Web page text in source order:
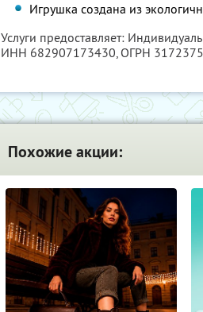
Игрушка создана из
Услуги предоставляет:
ИНН 682907173430, ОГРН
Похожие акции: